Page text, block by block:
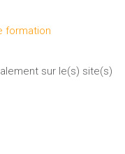
formation
sur le(s) site(s)